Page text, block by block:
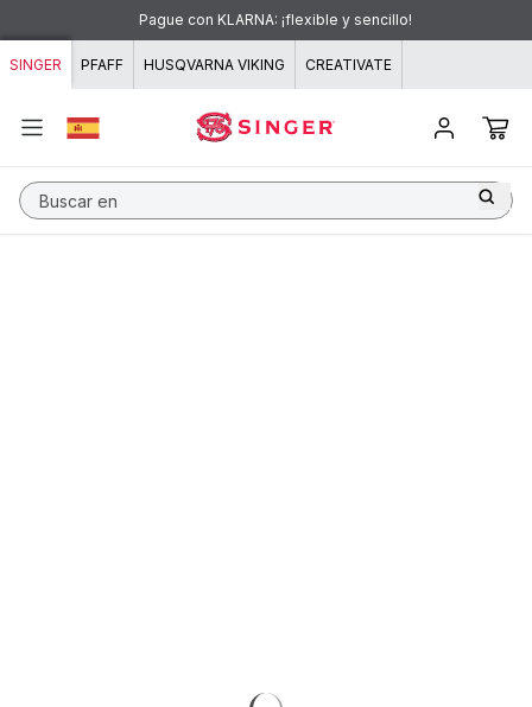
Ir al contenido
Pague con KLARNA: ¡flexible y sencillo!
SINGER PFAFF HUSQVARNA VIKING CREATIVATE
Buscar en